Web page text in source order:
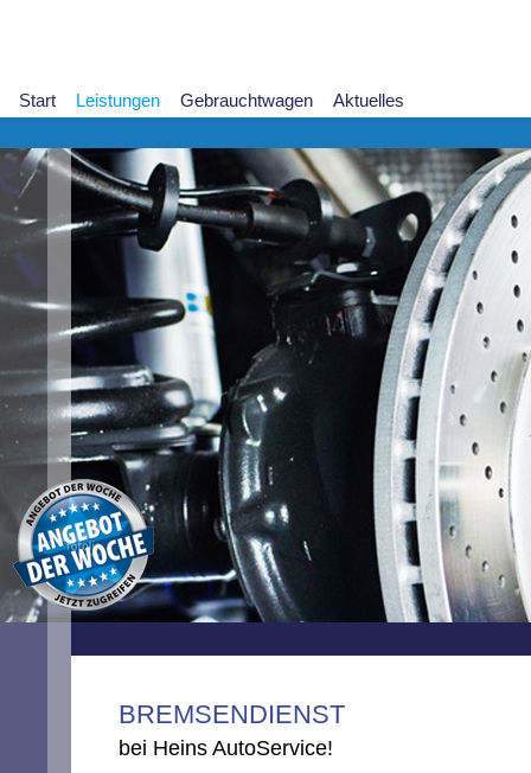
Start Leistungen Gebrauchtwagen Aktuelles
BREMSENDIENST
bei Heins AutoService!